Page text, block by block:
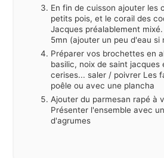
En fin de cuisson ajouter les
petits pois, et le corail des
Jacques préalablement
5mn (ajouter un peu d'eau si
Préparer vos brochettes en
basilic, noix de saint jacques
cerises... saler / poivrer Les
poêle ou avec une plancha
Ajouter du parmesan rapé à
Présenter l'ensemble avec
d'agrumes